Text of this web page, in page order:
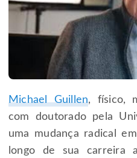
Michael Guillen, físico,
com doutorado pela
uma mudança radical
longo de sua carreira